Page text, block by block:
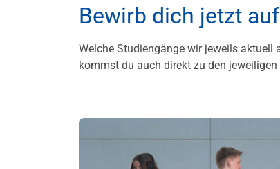
Bewirb dich jetzt
Welche Studiengänge wir jeweils
kommst du auch direkt zu den